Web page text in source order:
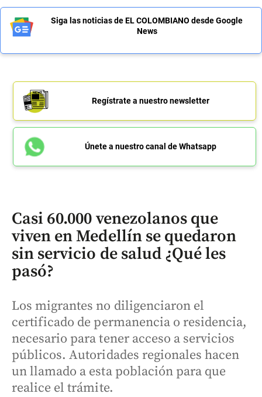
Siga las noticias de EL COLOMBIANO desde Google
News
Regístrate a nuestro newsletter
Únete a nuestro canal de Whatsapp
Casi 60.000 venezolanos que
viven en Medellín se quedaron
sin servicio de salud ¿Qué les
pasó?
Los migrantes no diligenciaron el
certificado de permanencia o residencia,
necesario para tener acceso a servicios
públicos. Autoridades regionales hacen
un llamado a esta población para que
realice el trámite.